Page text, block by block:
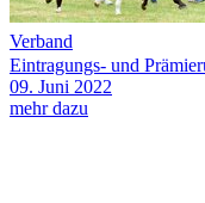
Verband
Eintragungs- und
09. Juni 2022
mehr dazu